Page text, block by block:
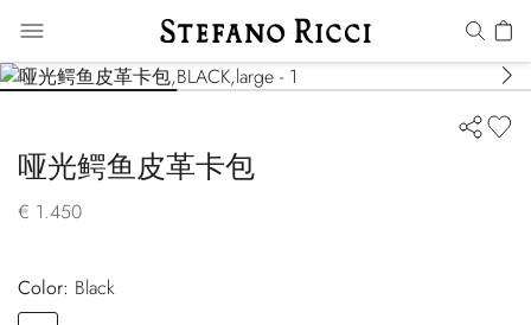
哑光鳄鱼皮革卡包
€ 1.450
Color:
black